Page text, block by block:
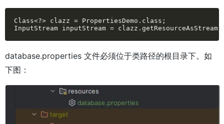
Class<?> clazz = PropertiesDemo.class;
InputStream inputStream =
database.properties 文件必须位于类路径的根目录下。如
下图：